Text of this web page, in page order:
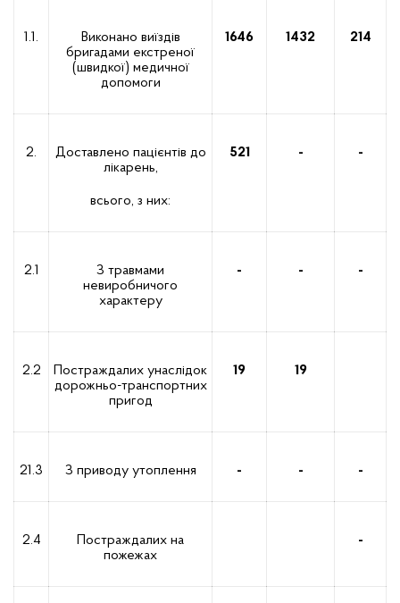
1.1.
Виконано виїздів
бригадами екстреної
(швидкої) медичної
допомоги
1646 1432 214
2.
Доставлено пацієнтів до
лікарень,
всього, з них:
521 - -
2.1
З травмами
невиробничого
характеру
- - -
2.2
Постраждалих унаслідок
дорожньо-транспортних
пригод
19 19
21.3 З приводу утоплення - - -
2.4
Постраждалих на
пожежах
-